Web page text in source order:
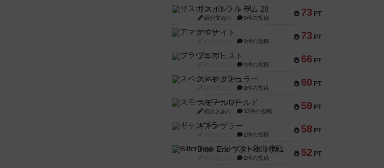
73 PT
リスボン・トラム 28
紹介文あり 9件の投稿
73 PT
アマナイト
1件の投稿
66 PT
ブラヴェスト
1件の投稿
60 PT
スペクタキュラー
1件の投稿
59 PT
スモールワールド
紹介文あり 13件の投稿
58 PT
ギャンブラー
2件の投稿
52 PT
Bitter End ブタペスト救出作戦
1件の投稿